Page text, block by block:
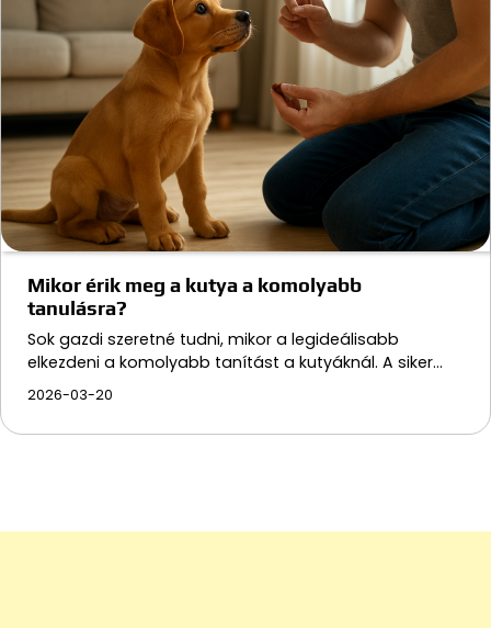
Mikor érik meg a kutya a komolyabb
tanulásra?
Sok gazdi szeretné tudni, mikor a legideálisabb
elkezdeni a komolyabb tanítást a kutyáknál. A siker…
2026-03-20